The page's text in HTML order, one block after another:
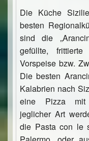
Die Küche
besten
sind die
gefüllte,
Vorspeise bzw.
Die besten
Kalabrien nach
eine Pizza mit
jeglicher Art
die Pasta con le